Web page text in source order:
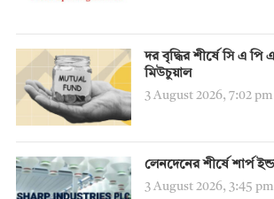
দর বৃদ্ধির শীর্ষে সি এ পি
মিউচুয়াল
3 August 2026, 7:02 pm
লেনদেনের শীর্ষে শার্প
3 August 2026, 3:45 pm